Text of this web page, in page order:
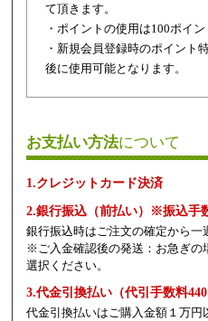
て頂きます。
・ポイントの使用は100ポイ
・新規会員登録時のポイント
後に使用可能となります。
お支払い方法について
1.クレジットカード決済
2.銀行振込（前払い）※振込手
銀行振込時はご注文の確定から一
※ご入金確認後の発送：お急ぎの
選択ください。
3.代金引換払い（代引手数料
代金引換払いはご購入金額１万円